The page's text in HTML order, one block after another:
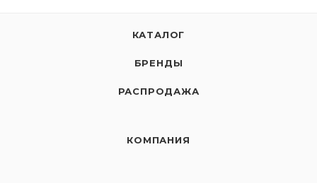
КАТАЛОГ
БРЕНДЫ
РАСПРОДАЖА
КОМПАНИЯ